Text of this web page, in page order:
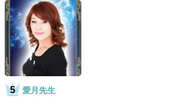
愛月先生